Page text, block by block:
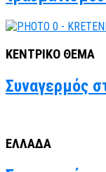
ΚΕΝΤΡΙΚΟ ΘΕΜΑ
Συναγερμός
ΕΛΛΑΔΑ